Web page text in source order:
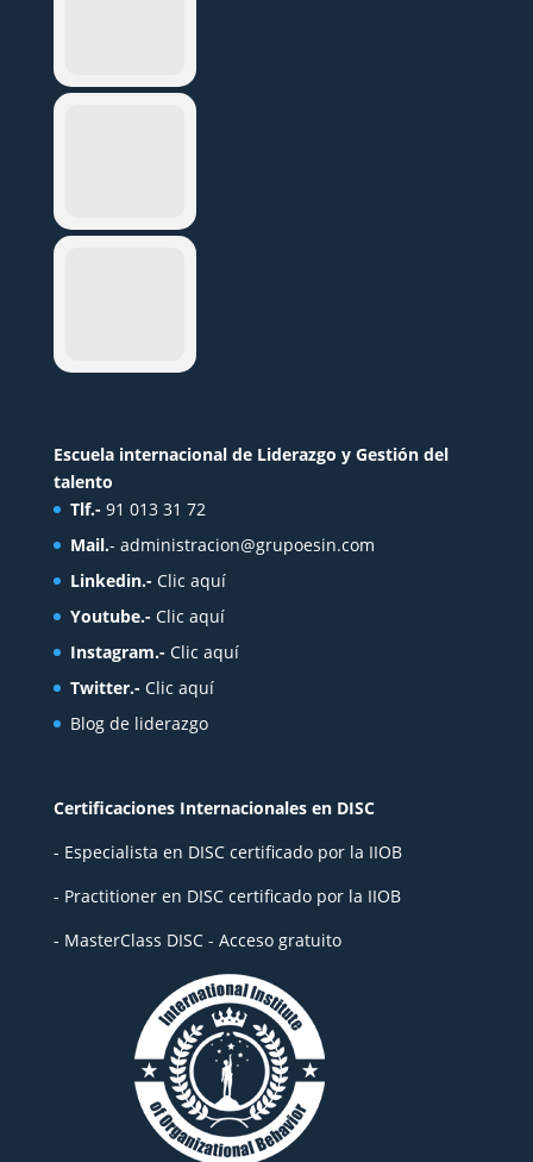
Escuela internacional de Liderazgo y Gestión del
talento
Tlf.- 91 013 31 72
Mail.- administracion@grupoesin.com
Linkedin.- Clic aquí
Youtube.- Clic aquí
Instagram.- Clic aquí
Twitter.- Clic aquí
Blog de liderazgo
Certificaciones Internacionales en DISC
- Especialista en DISC certificado por la IIOB
- Practitioner en DISC certificado por la IIOB
- MasterClass DISC - Acceso gratuito